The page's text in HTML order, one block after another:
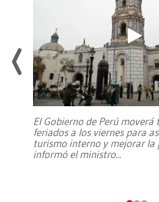
El Gobierno de Perú moverá
feriados a los viernes para
turismo interno y mejorar la
informó el ministro...